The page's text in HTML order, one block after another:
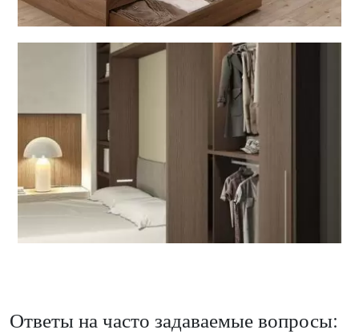
Ответы на часто задаваемые вопросы: